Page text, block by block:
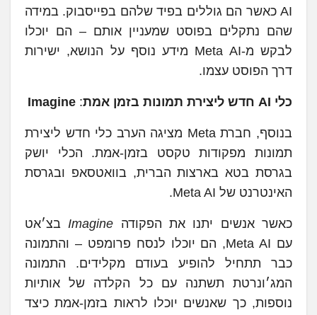
AI כאשר הם גוללים בפיד שלהם בפייסבוק. במידה
שהם נתקלים בפוסט שמעניין אותם – הם יוכלו
לבקש מ-Meta AI מידע נוסף על הנושא, ישירות
דרך הפוסט עצמו.
כלי AI חדש ליצירת תמונות בזמן אמת:
Imagine
בנוסף, חברת Meta מציגה הערב כלי חדש ליצירת
תמונות מפקודות טקסט בזמן-אמת. הכלי יושק
בגרסת בטא בארצות הברית, בוואטסאפ ובגרסת
האינטרנט של Meta AI.
כאשר אנשים יתנו את הפקודה Imagineבצ׳אט
עם Meta AI, הם יוכלו לנסח פרומפט – והתמונה
כבר תתחיל להופיע בעודם מקלידים. התמונה
המג׳ונרטת תשתנה עם כל הקלדה של אותיות
נוספות, כך שאנשים יוכלו לראות בזמן-אמת כיצד